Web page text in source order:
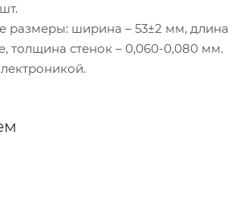
ширина – 53±2 мм, длина
толщина стенок – 0,060-0,080 мм.